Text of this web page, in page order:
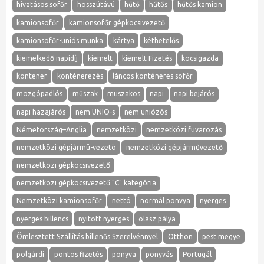
hivatásos sofőr hosszútávú hűtő hűtős hűtős kamion
kamionsofőr kamionsofőr gépkocsivezető
kamionsofőr-uniós munka kártya kéthetelős
kiemelkedő napidíj kiemelt kiemelt Fizetés kocsigazda
kontener konténerezés láncos konténeres sofőr
mozgópadlós műszak muszakos napi napi bejárós
napi hazajárós nem UNIO-s nem uniózós
Németország–Anglia nemzetközi nemzetközi fuvarozás
nemzetközi gépjármü-vezetö nemzetközi gépjárművezető
nemzetközi gépkocsivezető
nemzetközi gépkocsivezető "C" kategória
Nemzetközi kamionsofőr nettó normál ponvya nyerges
nyerges billencs nyitott nyerges olasz pálya
Ömlesztett Szállítás billenős Szerelvénnyel Otthon pest megye
polgárdi pontos fizetés ponyva ponyvás Portugál